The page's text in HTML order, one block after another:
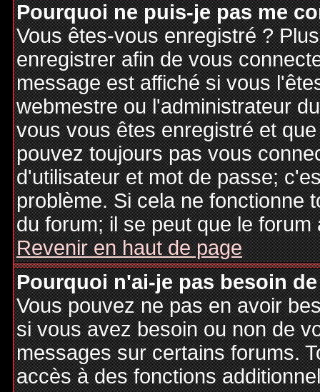
Pourquoi ne puis-je pas me
Vous êtes-vous enregistré ?
enregistrer afin de vous
message est affiché si vous
webmestre ou l'administrateur
vous vous êtes enregistré et
pouvez toujours pas vous
d'utilisateur et mot de passe;
problème. Si cela ne fonctionne
du forum; il se peut que le
Revenir en haut de page
Pourquoi n'ai-je pas besoin
Vous pouvez ne pas en avoir
si vous avez besoin ou non de
messages sur certains forums.
accès à des fonctions